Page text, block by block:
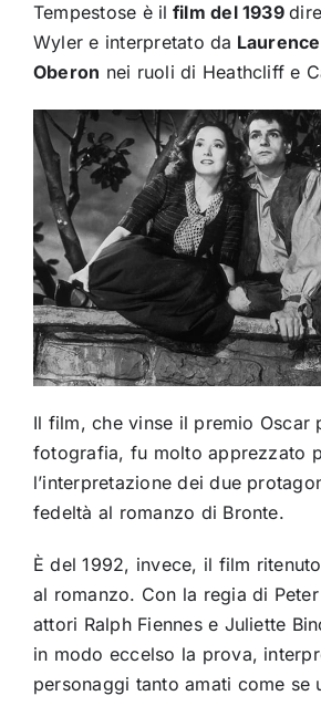
Tempestose è il film del 1939
Wyler e interpretato da
Oberon nei ruoli di Heathcliff e
Il film, che vinse il premio Oscar
fotografia, fu molto apprezzato
l’interpretazione dei due
fedeltà al romanzo di Bronte.
È del 1992, invece, il film
al romanzo. Con la regia di
attori Ralph Fiennes e Juliette
in modo eccelso la prova,
personaggi tanto amati come se